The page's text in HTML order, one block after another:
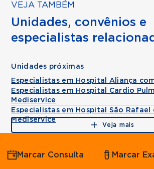
VEJA TAMBÉM
Unidades, convênios e
especialistas
Unidades próximas
Especialistas em Hospital Aliança
Especialistas em Hospital Cardio
Mediservice
Especialistas em Hospital São Rafael
Mediservice
Veja mais
Marcar Consulta Marcar